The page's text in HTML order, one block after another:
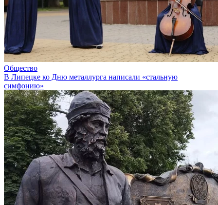
Общество
В Липецке ко Дню металлурга написали «стальную
симфонию»